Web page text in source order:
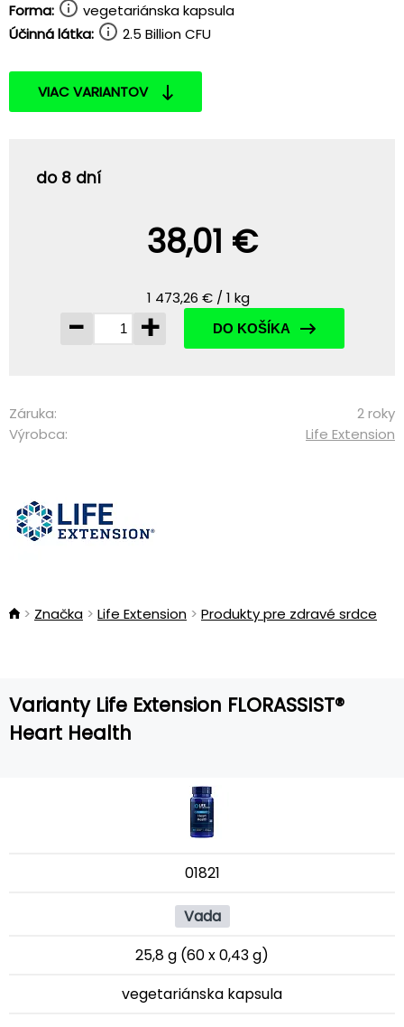
Forma:
vegetariánska kapsula
Účinná látka:
2.5 Billion CFU
VIAC VARIANTOV
do 8 dní
38,01 €
1 473,26 € / 1 kg
- + DO KOŠÍKA
Záruka:
2 roky
Výrobca:
Life Extension
Značka Life Extension Produkty pre zdravé srdce
Varianty Life Extension FLORASSIST®
Heart Health
01821
Vada
25,8 g (60 x 0,43 g)
vegetariánska kapsula